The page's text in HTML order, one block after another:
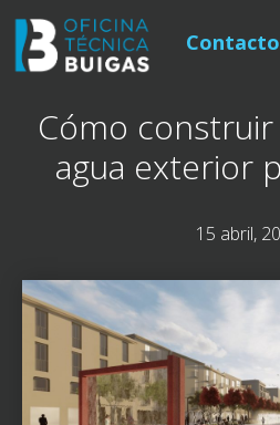
Contacto
Cómo
agua exterior
15 abril,